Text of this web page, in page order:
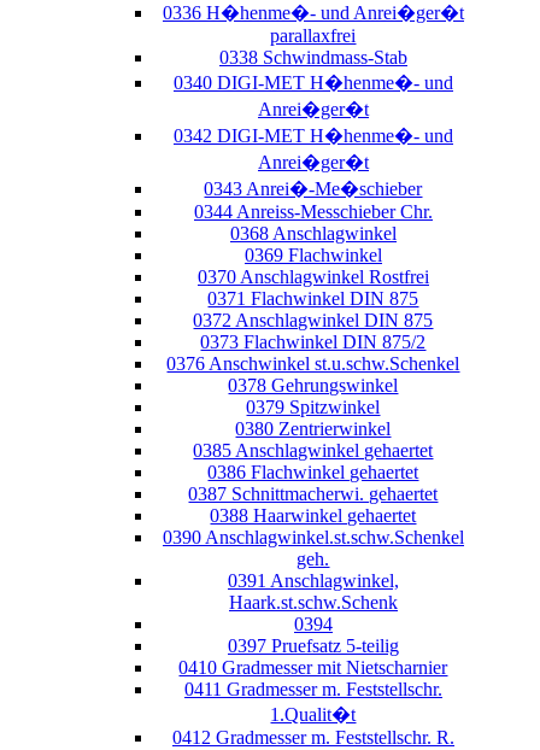
0336 H�henme�- und Anrei�ger�t
parallaxfrei
0338 Schwindmass-Stab
0340 DIGI-MET H�henme�- und
Anrei�ger�t
0342 DIGI-MET H�henme�- und
Anrei�ger�t
0343 Anrei�-Me�schieber
0344 Anreiss-Messchieber Chr.
0368 Anschlagwinkel
0369 Flachwinkel
0370 Anschlagwinkel Rostfrei
0371 Flachwinkel DIN 875
0372 Anschlagwinkel DIN 875
0373 Flachwinkel DIN 875/2
0376 Anschwinkel st.u.schw.Schenkel
0378 Gehrungswinkel
0379 Spitzwinkel
0380 Zentrierwinkel
0385 Anschlagwinkel gehaertet
0386 Flachwinkel gehaertet
0387 Schnittmacherwi. gehaertet
0388 Haarwinkel gehaertet
0390 Anschlagwinkel.st.schw.Schenkel
geh.
0391 Anschlagwinkel,
Haark.st.schw.Schenk
0394
0397 Pruefsatz 5-teilig
0410 Gradmesser mit Nietscharnier
0411 Gradmesser m. Feststellschr.
1.Qualit�t
0412 Gradmesser m. Feststellschr. R.